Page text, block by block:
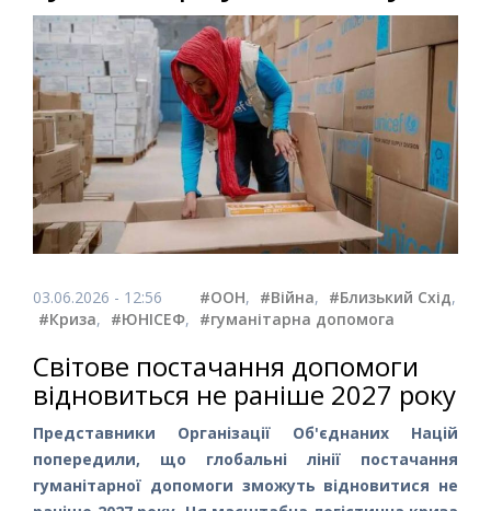
03.06.2026 - 12:56 #ООН, #Війна, #Близький Схід,
#Криза, #ЮНІСЕФ, #гуманітарна допомога
Світове постачання допомоги
відновиться не раніше 2027 року
Представники Організації Об'єднаних Націй
попередили, що глобальні лінії постачання
гуманітарної допомоги зможуть відновитися не